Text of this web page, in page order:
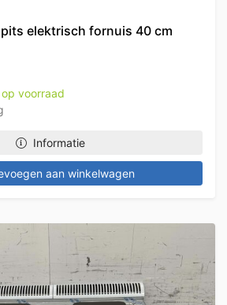
pits elektrisch fornuis 40 cm
voorraad
Informatie
aan winkelwagen